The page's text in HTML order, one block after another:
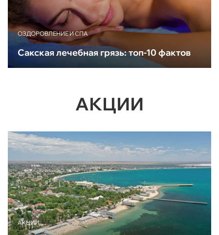
ОЗДОРОВЛЕНИЕ И СПА
Сакская лечебная грязь: топ-10 фактов
АКЦИИ
АКЦИИ